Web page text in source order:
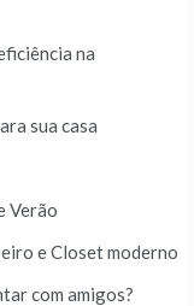
na
sua casa
Verão
e Closet moderno
com amigos?